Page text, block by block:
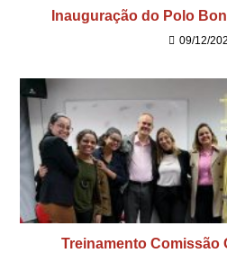
Inauguração do Polo
09/12/
Treinamento Comissão